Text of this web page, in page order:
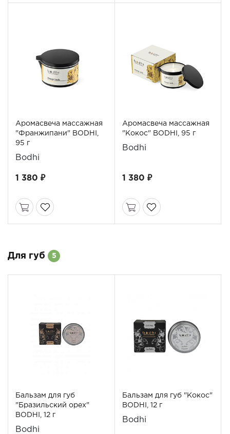
Аромасвеча массажная
"Франжипани" BODHI,
95 г
Bodhi
1 380 ₽
Аромасвеча массажная
"Кокос" BODHI, 95 г
Bodhi
1 380 ₽
Для губ 5
Бальзам для губ
"Бразильский орех"
BODHI, 12 г
Bodhi
Бальзам для губ "Кокос"
BODHI, 12 г
Bodhi